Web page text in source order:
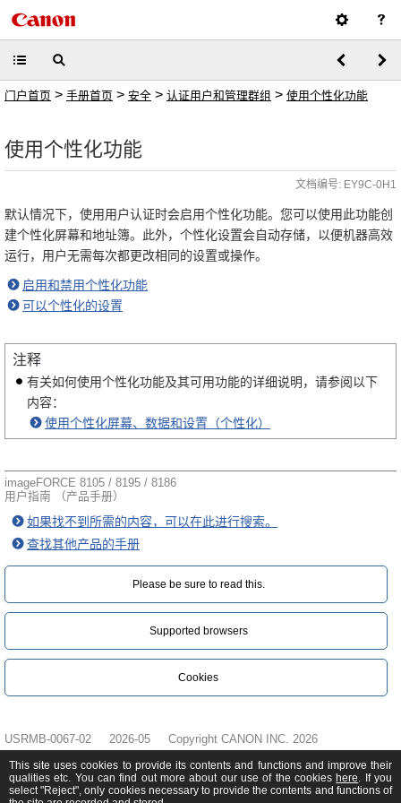
门户首页 > 手册首页 > 安全 > 认证用户和管理群组 > 使用个性化功能
使用个性化功能
文档编号: EY9C-0H1
默认情况下，使用用户认证时会启用个性化功能。您可以使用此功能创
建个性化屏幕和地址簿。此外，个性化设置会自动存储，以便机器高效
运行，用户无需每次都更改相同的设置或操作。
启用和禁用个性化功能
可以个性化的设置
注释
有关如何使用个性化功能及其可用功能的详细说明，请参阅以下
内容：
使用个性化屏幕、数据和设置（个性化）
imageFORCE 8105 / 8195 / 8186
用户指南 （产品手册）
如果找不到所需的内容，可以在此进行搜索。
查找其他产品的手册
Please be sure to read this.‎
Supported browsers
Cookies
USRMB-0067-02 2026-05 Copyright CANON INC. 2026
This site uses cookies to provide its contents and functions and improve their
qualities etc. You can find out more about our use of the cookies here. If you
select "Reject", only cookies necessary to provide the contents and functions of